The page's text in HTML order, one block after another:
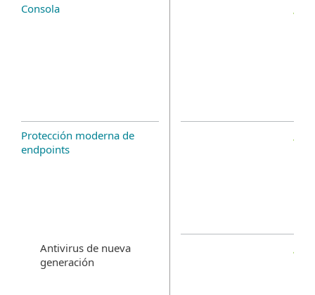
Consola
Protección moderna de
endpoints
Antivirus de nueva
generación